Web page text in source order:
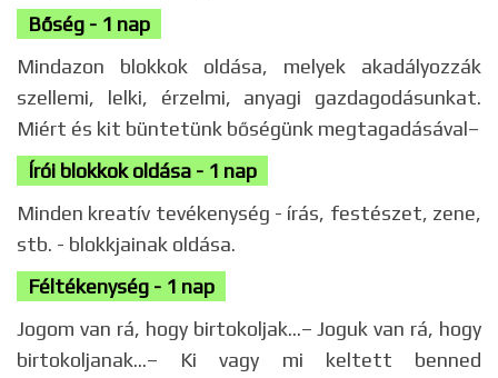
Bőség - 1 nap
Mindazon blokkok oldása, melyek akadályozzák
szellemi, lelki, érzelmi, anyagi gazdagodásunkat.
Miért és kit büntetünk bőségünk megtagadásával–
Írói blokkok oldása - 1 nap
Minden kreatív tevékenység - írás, festészet, zene,
stb. - blokkjainak oldása.
Féltékenység - 1 nap
Jogom van rá, hogy birtokoljak...– Joguk van rá, hogy
birtokoljanak...– Ki vagy mi keltett benned